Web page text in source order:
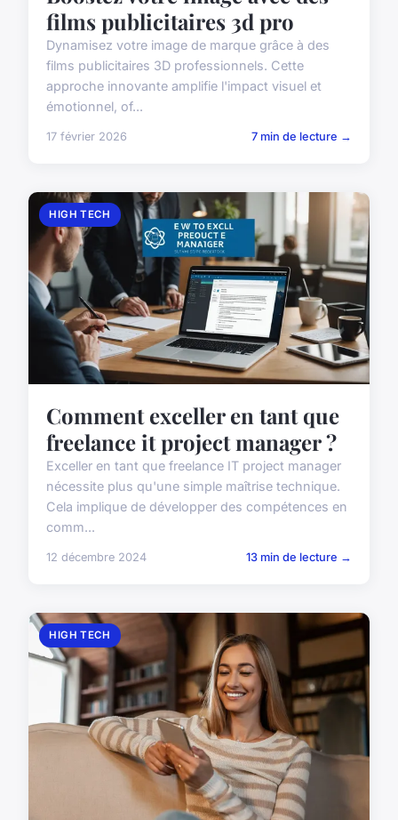
films publicitaires 3d pro
Dynamisez votre image de marque grâce à des
films publicitaires 3D professionnels. Cette
approche innovante amplifie l'impact visuel et
émotionnel, of...
17 février 2026 7 min de lecture →
HIGH TECH
Comment exceller en tant que
freelance it project manager ?
Exceller en tant que freelance IT project manager
nécessite plus qu'une simple maîtrise technique.
Cela implique de développer des compétences en
comm...
12 décembre 2024 13 min de lecture →
HIGH TECH